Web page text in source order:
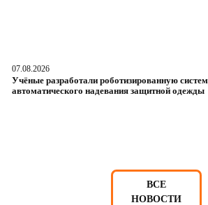
07.08.2026
Учёные разработали роботизированную
автоматического надевания защитной одежды
ВСЕ
НОВОСТИ